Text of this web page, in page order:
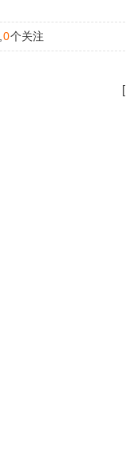
0个关注
[